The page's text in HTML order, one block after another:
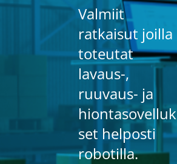
Valmiit
ratkaisut joilla
toteutat
lavaus-,
ruuvaus- ja
hiontasovelluk
set helposti
robotilla.